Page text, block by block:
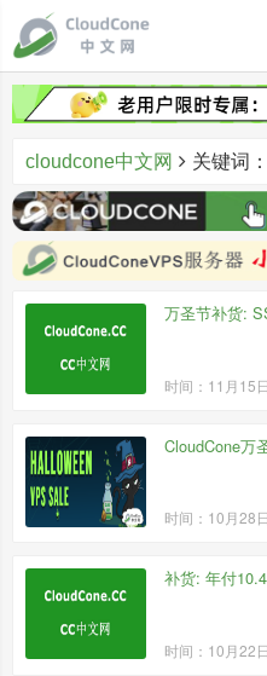
cloudcone中文网 关键词：
万圣节补货:
时间：11月15日
CloudCone万
时间：10月28日
补货: 年付
时间：10月22日